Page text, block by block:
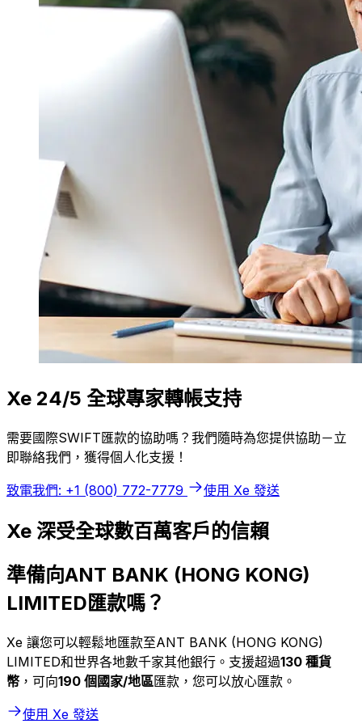
Xe 24/5 全球專家轉帳支持
需要國際SWIFT匯款的協助嗎？我們隨時為您提供協助－立
即聯絡我們，獲得個人化支援！
致電我們: +1 (800) 772-7779 使用 Xe 發送
Xe 深受全球數百萬客戶的信賴
準備向ANT BANK (HONG KONG)
LIMITED匯款嗎？
Xe 讓您可以輕鬆地匯款至ANT BANK (HONG KONG)
LIMITED和世界各地數千家其他銀行。支援超過130 種貨
幣 ，可向190 個國家/地區匯款，您可以放心匯款。
使用 Xe 發送